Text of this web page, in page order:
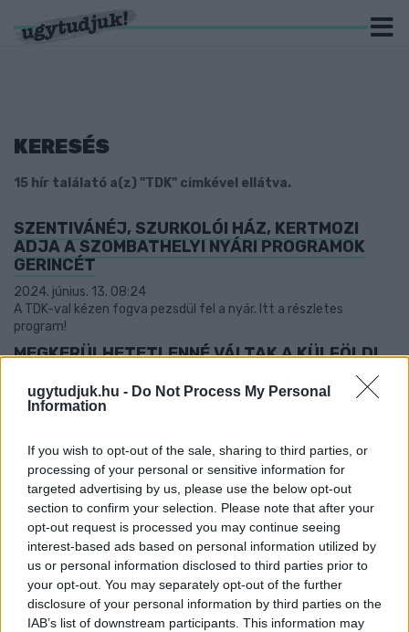
ugytudjuk.hu - Do Not Process My Personal
Information
If you wish to opt-out of the sale, sharing to third parties, or
processing of your personal or sensitive information for
targeted advertising by us, please use the below opt-out
section to confirm your selection. Please note that after your
opt-out request is processed you may continue seeing
interest-based ads based on personal information utilized by
us or personal information disclosed to third parties prior to
your opt-out. You may separately opt-out of the further
disclosure of your personal information by third parties on the
IAB’s list of downstream participants. This information may
KERESÉS
15 hír találató a(z) "TDK" cimkével ellátva.
SZENTIVÁNÉJ, SZURKOLÓI HÁZ, KERTMOZI
ADJA A SZOMBATHELYI NYÁRI PROGRAMOK
GERINCÉT
2024. június. 13. 08:24
A TDK-val kézen fogva pezsdül fel a nyár. Itt a részletes
program!
MEGKERÜLHETETLENNÉ VÁLTAK A KÜLFÖLDI
2023. március. 14. 08:07
Takács Balázs a TDK Szombathely ügyvezetője adott
miért éri meg a Távol-Keletről munkaerőt foglalkoztatni
Magyarországon.
1,2 MILLIÁRD FORINTOS KUTATÁS-
FEJLESZTÉSI ÉS INNOVÁCIÓS PROGRAM
ZÁRULT A TDK-NÁL
2023. január. 12. 09:54
Két éves projekt volt.
MÉG LEHET JELENTKEZNI A TDK JANUÁR 14-I
NYÍLT NAPJÁRA!